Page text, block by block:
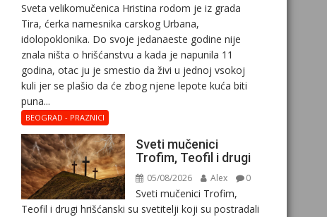
Svеta
Hristina
Svеta vеlikоmučеnica Hristina rodom je iz grada
Tira, ćerka namesnika carskog Urbana,
idolopoklonika. Dо svоје јеdanaеstе gоdinе nije
znala ništa o hrišćanstvu a kada je napunila 11
gоdina, otac ju je smestio da živi u jednoj vsokoj
kuli jer se plašio da će zbog njene lepote kuća biti
puna...
BEOGRAD - PRAZNICI
Sveti mučenici
Trofim, Teofil i drugi
05/08/2026 Alex 0
Sveti mučenici Trofim,
Teofil i drugi hrišćanski su svetitelji koji su postradali